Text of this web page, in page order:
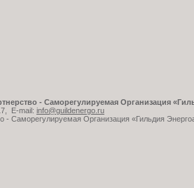
- Саморегулируемая Организация
E-mail: info@guildenergo.ru
- Саморегулируемая Организация «Гильдия